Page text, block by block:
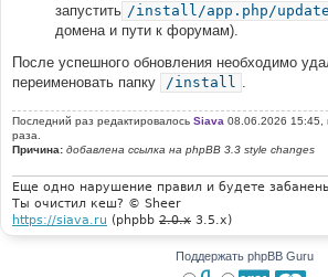
запустить /install/app.php/update
домена и пути к форумам).
После успешного обновления необходимо
переименовать папку
/install .
Последний раз редактировалось Siava 08.06.2026 15:45,
раза.
Причина: добавлена ссылка на phpBB 3.3 style changes
Еще одно нарушение правил и будете
Ты очистил кеш? © Sheer
https://siava.ru (phpbb 2.0.x 3.5.x)
Поддержать phpBB Guru